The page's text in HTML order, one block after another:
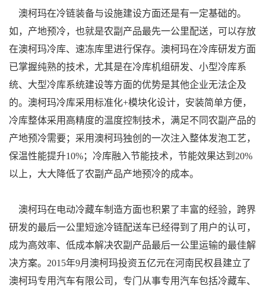
澳柯玛在冷链装备与设施建设方面还是有一定基础的。
如，产地预冷，也就是农副产品最先一公里配送，可以存放
在澳柯玛冷库、速冻库里进行保存。澳柯玛在冷库研发方面
已掌握纯熟的技术，尤其是在冷库机组研发、小型冷库系
统、大型冷库系统建设等方面的优势是其他企业无法企及
的。澳柯玛冷库采用标准化+模块化设计，安装简单方便，
冷库整体采用高精度的温度控制技术，满足不同农副产品的
产地预冷需要；采用澳柯玛独创的一次注入整体发泡工艺，
保温性能提升10%；冷库融入节能技术，节能效果达到20%
以上，大大降低了农副产品产地预冷的成本。
澳柯玛在电动冷藏车制造方面也积累了丰富的经验，跨界
研发的最后一公里短途冷链配送车已经得到了用户的认可，
成为高效率、低成本解决农副产品最后一公里运输的最佳解
决方案。2015年9月澳柯玛投资五亿元在河南民权县建立了
澳柯玛专用汽车有限公司，专门从事专用汽车包括冷藏车、